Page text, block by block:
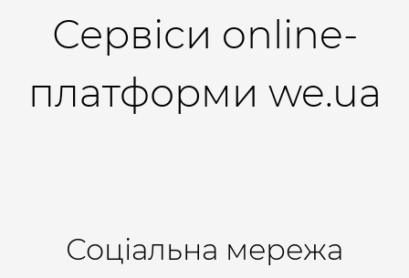
Сервіси online-
платформи we.ua
Соціальна мережа